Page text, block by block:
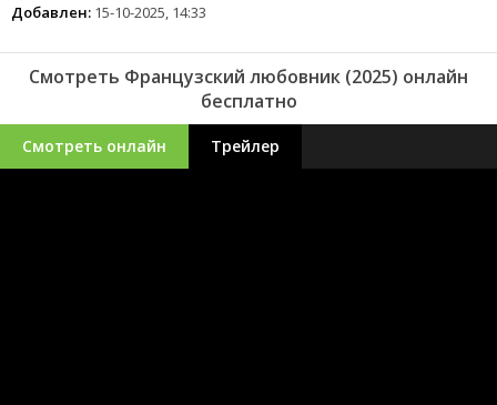
Добавлен: 15-10-2025, 14:33
Смотреть Французский любовник (2025) онлайн
бесплатно
Смотреть онлайн Трейлер